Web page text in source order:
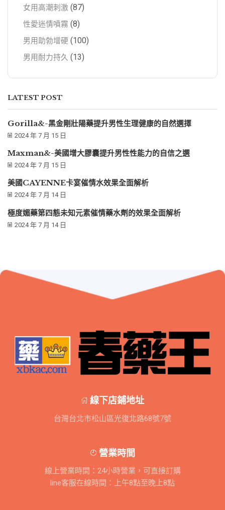
女用高潮刺激 (87)
性愛迷情噴霧 (8)
男用助勃增硬 (100)
男用耐力持久 (13)
LATEST POST
Gorilla&-黑金剛壯陽藥提升男性生理健康的自然選擇
2024 年 7 月 15 日
Maxman&-美國增大膠囊提升男性性能力的自信之選
2024 年 7 月 15 日
美國CAYENNE卡宴催情水效果全面解析
2024 年 7 月 14 日
極度媚藥第四態未知元素催情藥水劑的效果全面解析
2024 年 7 月 14 日
線下店鋪地址
台灣台北市松山區光復北路68號7號
營業時間
線上營業時間：24小時營業，可直接訂購
line客服在線時間：上午8點至晚上8點